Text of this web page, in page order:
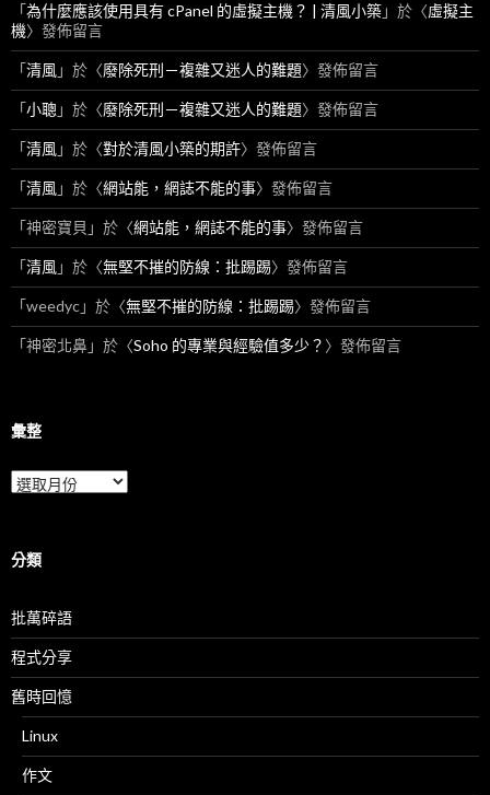
「為什麼應該使用具有 cPanel 的虛擬主機？ | 清風小築」於〈虛擬主
機〉發佈留言
「清風」於〈廢除死刑－複雜又迷人的難題〉發佈留言
「小聰 」於〈廢除死刑－複雜又迷人的難題〉發佈留言
「清風」於〈對於清風小築的期許〉發佈留言
「清風」於〈網站能，網誌不能的事〉發佈留言
「神密寶貝 」於〈網站能，網誌不能的事〉發佈留言
「清風」於〈無堅不摧的防線：批踢踢〉發佈留言
「weedyc」於〈無堅不摧的防線：批踢踢〉發佈留言
「神密北鼻」於〈Soho 的專業與經驗值多少？ 〉發佈留言
彙整
彙
整
分類
批萬碎語
程式分享
舊時回憶
Linux
作文